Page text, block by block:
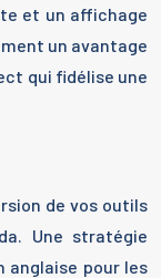
et un affichage
un avantage
qui fidélise une
de vos outils
Une stratégie
anglaise pour les